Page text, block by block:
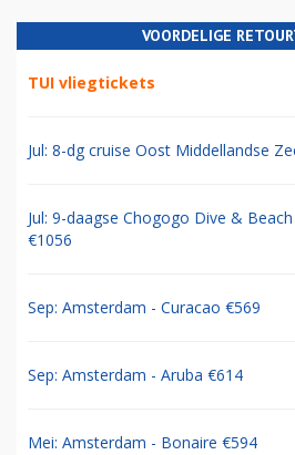
VOORDELIGE
TUI vliegtickets
Jul: 8-dg cruise Oost Middellandse
Jul: 9-daagse Chogogo Dive &
€1056
Sep: Amsterdam - Curacao €569
Sep: Amsterdam - Aruba €614
Mei: Amsterdam - Bonaire €594